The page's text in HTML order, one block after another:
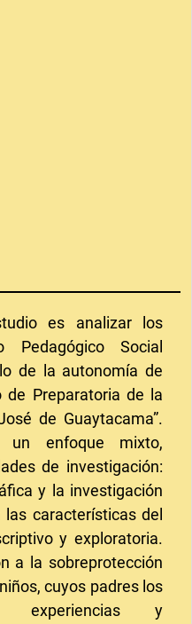
es analizar los
Pedagógico Social
de la autonomía de
de Preparatoria de la
de Guaytacama”.
un enfoque mixto,
de investigación:
y la investigación
características del
y exploratoria.
a la sobreprotección
cuyos padres los
y